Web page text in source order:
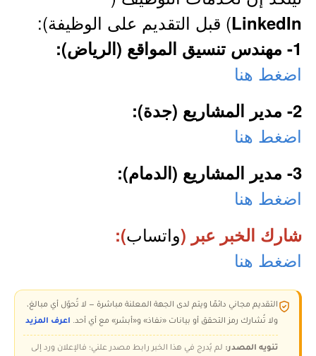
LinkedIn) قبل التقديم على الوظيفة):
1- مهندس تنسيق المواقع (الرياض):
اضغط هنا
2- مدير المشاريع (جدة):
اضغط هنا
3- مدير المشاريع (الدمام):
اضغط هنا
شارك الخبر عبر (واتساب):
اضغط هنا
التقديم مجاني دائمًا ويتم لدى الجهة المعلنة مباشرة — لا تُحوّل أي مبالغ،
ولا تُشارك رمز التحقق أو بيانات «نفاذ» و«أبشر» مع أي أحد. اعرف المزيد
تنويه المصدر: لم يُدرج في هذا الخبر رابط مصدر علني؛ فالإعلان ورد إلى